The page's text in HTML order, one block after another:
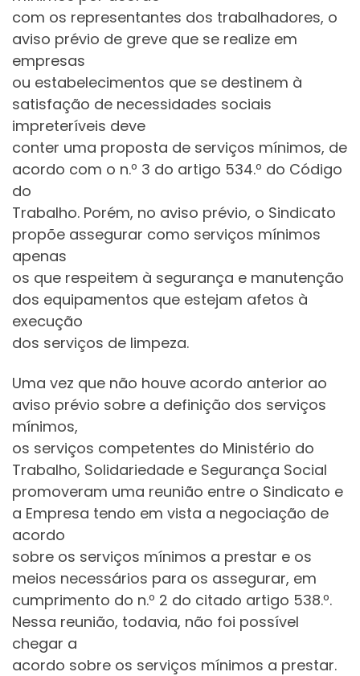
com os representantes dos trabalhadores, o
aviso prévio de greve que se realize em
empresas
ou estabelecimentos que se destinem à
satisfação de necessidades sociais
impreteríveis deve
conter uma proposta de serviços mínimos, de
acordo com o n.º 3 do artigo 534.º do Código
do
Trabalho. Porém, no aviso prévio, o Sindicato
propõe assegurar como serviços mínimos
apenas
os que respeitem à segurança e manutenção
dos equipamentos que estejam afetos à
execução
dos serviços de limpeza.
Uma vez que não houve acordo anterior ao
aviso prévio sobre a definição dos serviços
mínimos,
os serviços competentes do Ministério do
Trabalho, Solidariedade e Segurança Social
promoveram uma reunião entre o Sindicato e
a Empresa tendo em vista a negociação de
acordo
sobre os serviços mínimos a prestar e os
meios necessários para os assegurar, em
cumprimento do n.º 2 do citado artigo 538.º.
Nessa reunião, todavia, não foi possível
chegar a
acordo sobre os serviços mínimos a prestar.